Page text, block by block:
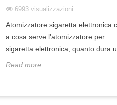
6993 visualizzazioni
Atomizzatore sigaretta elettronica
a cosa serve l'atomizzatore per
sigaretta elettronica, quanto dura
Read more